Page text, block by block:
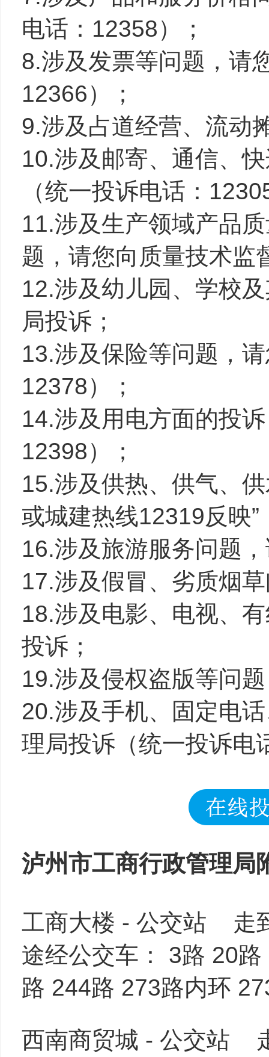
电话：12358）；
8.涉及发票等问题，请
12366）；
9.涉及占道经营、流动
10.涉及邮寄、通信、
（统一投诉电话：
11.涉及生产领域产品
题，请您向质量技术监
12.涉及幼儿园、学校
局投诉；
13.涉及保险等问题，
12378）；
14.涉及用电方面的投
12398）；
15.涉及供热、供气、
或城建热线12319反映”
16.涉及旅游服务问题
17.涉及假冒、劣质烟
18.涉及电影、电视、
投诉；
19.涉及侵权盗版等问
20.涉及手机、固定电
理局投诉（统一投诉电
泸州市工商行政管理局
工商大楼 - 公交站 走
途经公交车： 3路 20
路 244路 273路内环
西南商贸城 - 公交站